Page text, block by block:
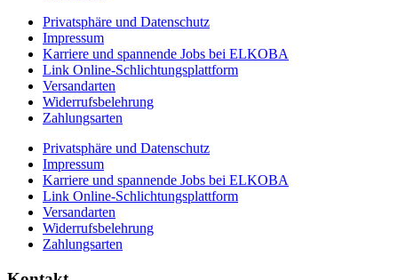
Privatsphäre und Datenschutz
Impressum
Karriere und spannende Jobs bei ELKOBA
Link Online-Schlichtungsplattform
Versandarten
Widerrufsbelehrung
Zahlungsarten
Privatsphäre und Datenschutz
Impressum
Karriere und spannende Jobs bei ELKOBA
Link Online-Schlichtungsplattform
Versandarten
Widerrufsbelehrung
Zahlungsarten